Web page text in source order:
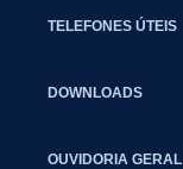
TELEFONES ÚTEIS
DOWNLOADS
OUVIDORIA GERAL